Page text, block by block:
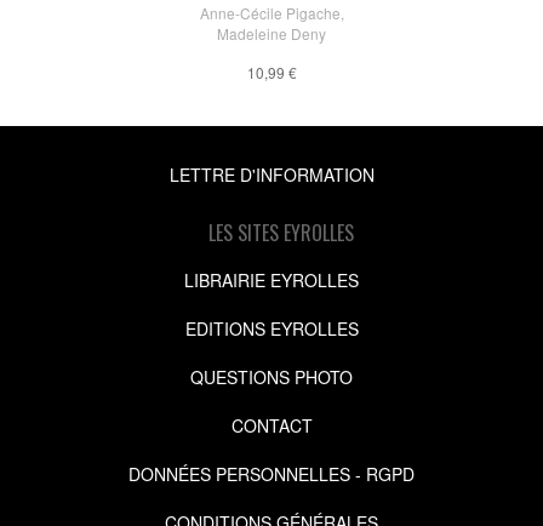
Anne-Cécile Pigache
Madeleine Deny
10,99 €
LETTRE D'INFORMATION
LES SITES EYROLLES
LIBRAIRIE EYROLLES
EDITIONS EYROLLES
QUESTIONS PHOTO
CONTACT
DONNÉES PERSONNELLES - RGPD